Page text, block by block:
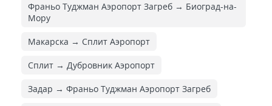
Франьо Туджман Аэропорт Загреб → Биоград-на-
Мору
Макарска → Сплит Аэропорт
Сплит → Дубровник Аэропорт
Задар → Франьо Туджман Аэропорт Загреб